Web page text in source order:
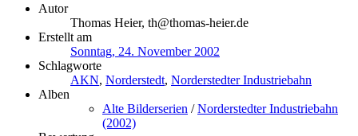
Autor
Thomas Heier, th@thomas-heier.de
Erstellt am
Sonntag, 24. November 2002
Schlagworte
AKN, Norderstedt, Norderstedter Industriebahn
Alben
Alte Bilderserien /Norderstedter Industriebahn
(2002)